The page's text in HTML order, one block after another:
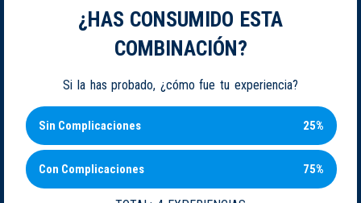
¿HAS CONSUMIDO ESTA
COMBINACIÓN?
Si la has probado, ¿cómo fue tu experiencia?
Sin Complicaciones 25%
Con Complicaciones 75%